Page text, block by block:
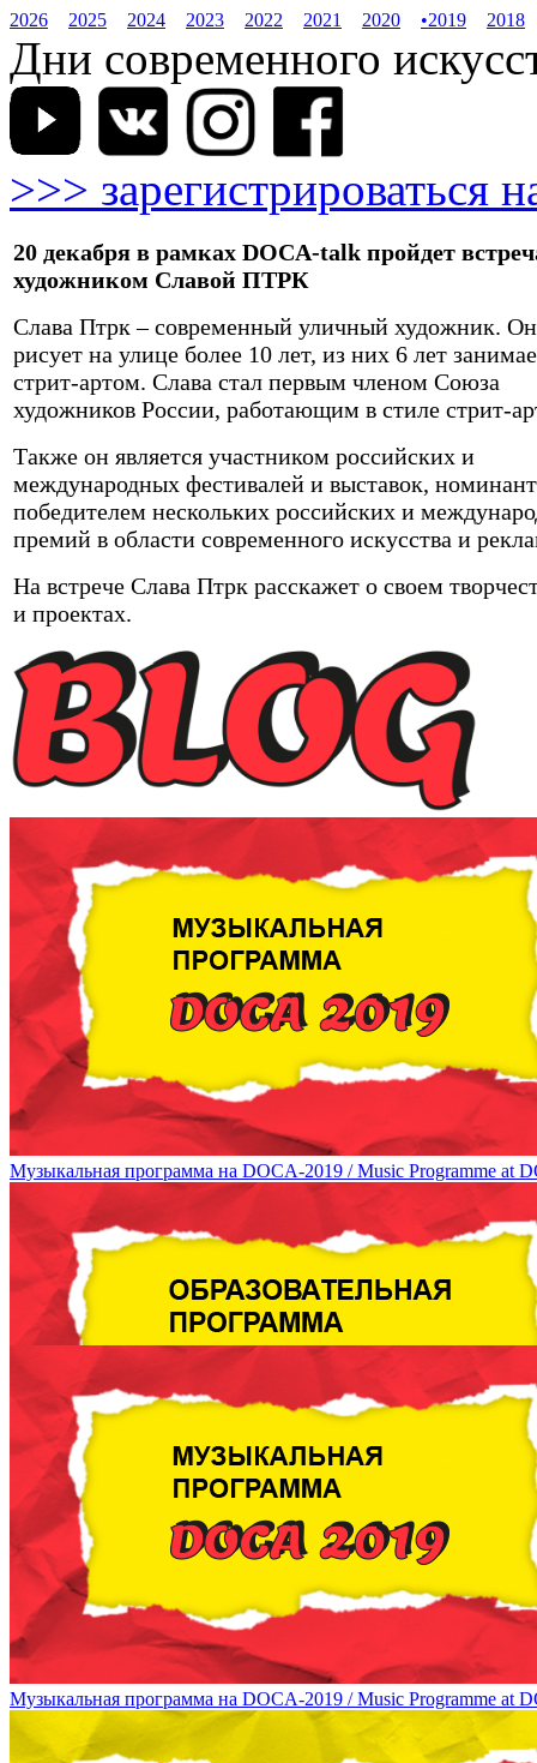
2026 2025 2024 2023 2022 2021 2020 •2019 2018
Дни современного
>>> зарегистрироваться
20 декабря в рамках DOCA-talk пройдет
художником Славой ПТРК
Слава Птрк – современный уличный художник. Он
рисует на улице более 10 лет, из них 6 лет
стрит-артом. Слава стал первым членом Союза
художников России, работающим в стиле стрит-
Также он является участником российских и
международных фестивалей и выставок,
победителем нескольких российских и
премий в области современного искусства и
На встрече Слава Птрк расскажет о своем
и проектах.
Музыкальная программа на DOCA-2019 / Music Programme at
Образовательная программа DOCA 2019 / DOCA 2019
Музыкальная программа на DOCA-2019 / Music Programme at